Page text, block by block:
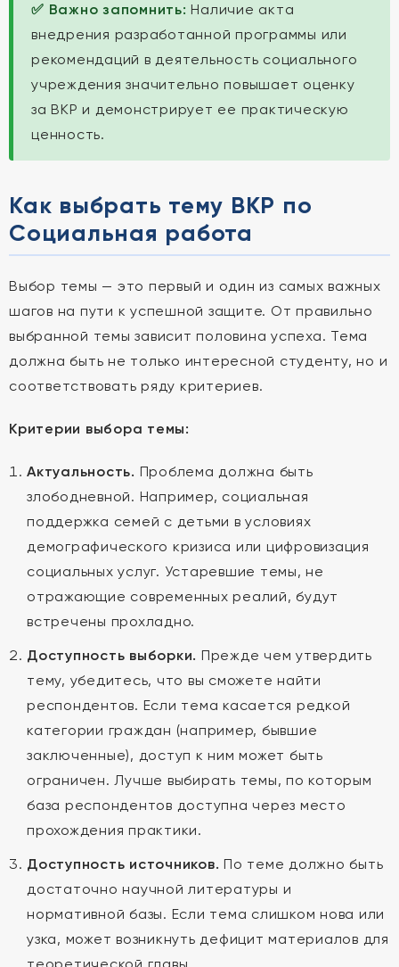
✅ Важно запомнить: Наличие акта
внедрения разработанной программы или
рекомендаций в деятельность социального
учреждения значительно повышает оценку
за ВКР и демонстрирует ее практическую
ценность.
Как выбрать тему ВКР по
Социальная работа
Выбор темы — это первый и один из самых важных
шагов на пути к успешной защите. От правильно
выбранной темы зависит половина успеха. Тема
должна быть не только интересной студенту, но и
соответствовать ряду критериев.
Критерии выбора темы:
Актуальность. Проблема должна быть
злободневной. Например, социальная
поддержка семей с детьми в условиях
демографического кризиса или цифровизация
социальных услуг. Устаревшие темы, не
отражающие современных реалий, будут
встречены прохладно.
Доступность выборки. Прежде чем утвердить
тему, убедитесь, что вы сможете найти
респондентов. Если тема касается редкой
категории граждан (например, бывшие
заключенные), доступ к ним может быть
ограничен. Лучше выбирать темы, по которым
база респондентов доступна через место
прохождения практики.
Доступность источников. По теме должно быть
достаточно научной литературы и
нормативной базы. Если тема слишком нова или
узка, может возникнуть дефицит материалов для